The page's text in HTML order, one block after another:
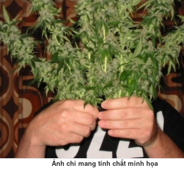
Ảnh chỉ mang tính chất minh họa